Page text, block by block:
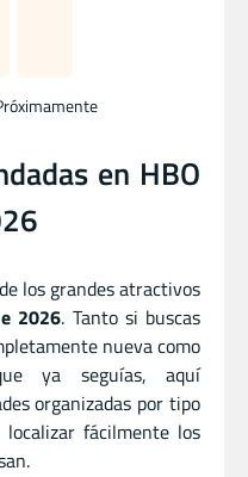
en HBO
los grandes atractivos
2026. Tanto si buscas
nueva como
ya seguías, aquí
organizadas por tipo
fácilmente los